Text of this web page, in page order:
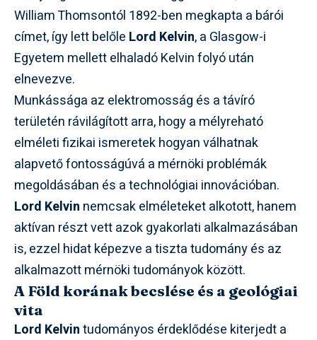
William Thomsontól 1892-ben megkapta a bárói
címet, így lett belőle Lord Kelvin, a Glasgow-i
Egyetem mellett elhaladó Kelvin folyó után
elnevezve.
Munkássága az elektromosság és a távíró
területén rávilágított arra, hogy a mélyreható
elméleti fizikai ismeretek hogyan válhatnak
alapvető fontosságúvá a mérnöki problémák
megoldásában és a technológiai innovációban.
Lord Kelvin nemcsak elméleteket alkotott, hanem
aktívan részt vett azok gyakorlati alkalmazásában
is, ezzel hidat képezve a tiszta tudomány és az
alkalmazott mérnöki tudományok között.
A Föld korának becslése és a geológiai
vita
Lord Kelvintudományos érdeklődése kiterjedt a